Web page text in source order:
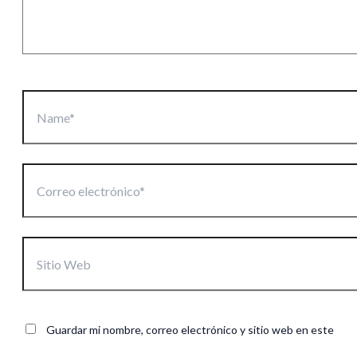
electrónico*
Web
Guardar mi nombre, correo electrónico y sitio web en este